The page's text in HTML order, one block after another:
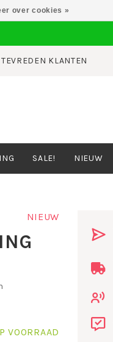
KLANTEN
SALE! NIEUW
NIEUW
VOORRAAD
over cookies »